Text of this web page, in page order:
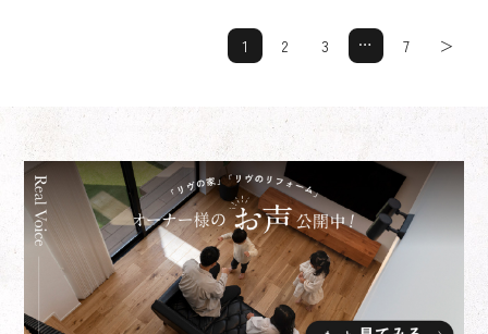
1 2 3 … 7 ＞